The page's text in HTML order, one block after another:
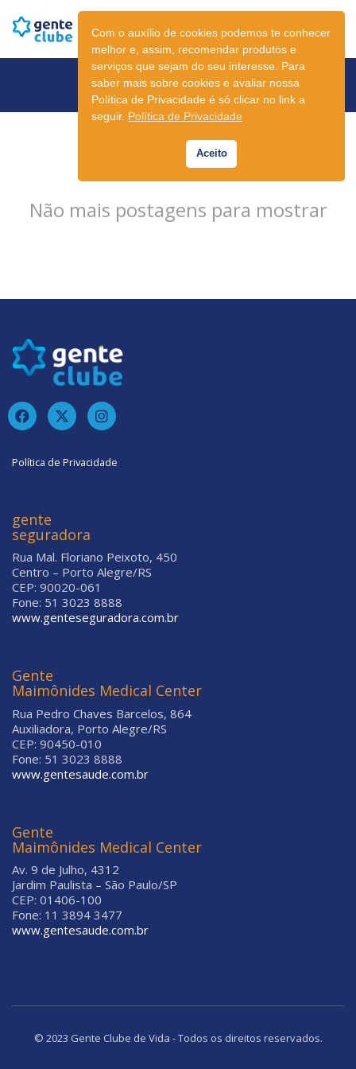
Newsletter
Não mais postagens para mostrar
Política de Privacidade
gente
seguradora
Rua Mal. Floriano Peixoto, 450
Centro – Porto Alegre/RS
CEP: 90020-061
Fone: 51 3023 8888
www.genteseguradora.com.br
Gente
Maimônides Medical Center
Rua Pedro Chaves Barcelos, 864
Auxiliadora, Porto Alegre/RS
CEP: 90450-010
Fone: 51 3023 8888
www.gentesaude.com.br
Gente
Maimônides Medical Center
Av. 9 de Julho, 4312
Jardim Paulista – São Paulo/SP
CEP: 01406-100
Fone: 11 3894 3477
www.gentesaude.com.br
© 2023 Gente Clube de Vida - Todos os direitos reservados.
Com o auxílio de cookies podemos te conhecer
melhor e, assim, recomendar produtos e
serviços que sejam do seu interesse. Para
saber mais sobre cookies e avaliar nossa
Política de Privacidade é só clicar no link a
seguir. Política de Privacidade
Aceito